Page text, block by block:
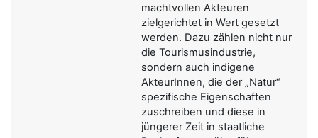
machtvollen Akteuren
zielgerichtet in Wert gesetzt
werden. Dazu zählen nicht nur
die Tourismusindustrie,
sondern auch indigene
AkteurInnen, die der „Natur“
spezifische Eigenschaften
zuschreiben und diese in
jüngerer Zeit in staatliche